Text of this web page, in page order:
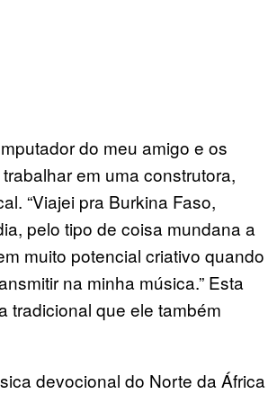
do meu amigo e os
em uma construtora,
“Viajei pra Burkina Faso,
pelo tipo de coisa mundana a
muito potencial criativo quando
na minha música.” Esta
tradicional que ele também
devocional do Norte da África